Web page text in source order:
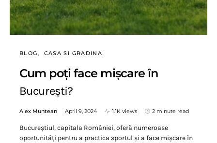
BLOG CASA SI GRADINA
Cum poți face mișcare în
București?
Alex Muntean April 9, 2024 1.1K views 2 minute read
Bucureștiul, capitala României, oferă numeroase
oportunități pentru a practica sportul și a face mișcare în